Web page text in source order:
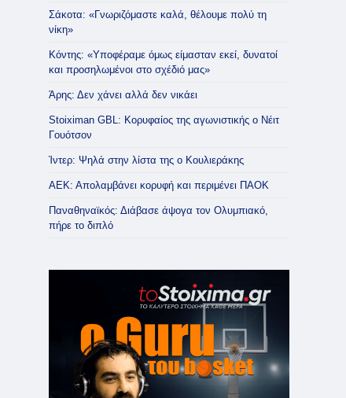
Σάκοτα: «Γνωριζόμαστε καλά, θέλουμε πολύ τη
νίκη»
Κόντης: «Υποφέραμε όμως είμασταν εκεί, δυνατοί
και προσηλωμένοι στο σχέδιό μας»
Άρης: Δεν χάνει αλλά δεν νικάει
Stoiximan GBL: Κορυφαίος της αγωνιστικής ο Νέιτ
Γουότσον
Ίντερ: Ψηλά στην λίστα της ο Κουλιεράκης
ΑΕΚ: Απολαμβάνει κορυφή και περιμένει ΠΑΟΚ
Παναθηναϊκός: Διάβασε άψογα τον Ολυμπιακό,
πήρε το διπλό